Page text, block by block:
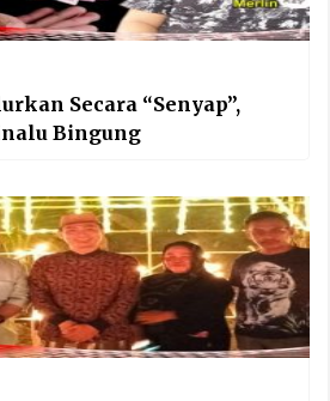
Secara “Senyap”,
Bingung